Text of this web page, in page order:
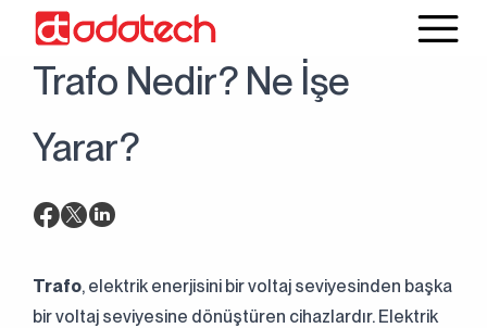
27 Ocak 2025 Blog
Trafo Nedir? Ne İşe
Yarar?
Trafo, elektrik enerjisini bir voltaj seviyesinden başka
bir voltaj seviyesine dönüştüren cihazlardır. Elektrik